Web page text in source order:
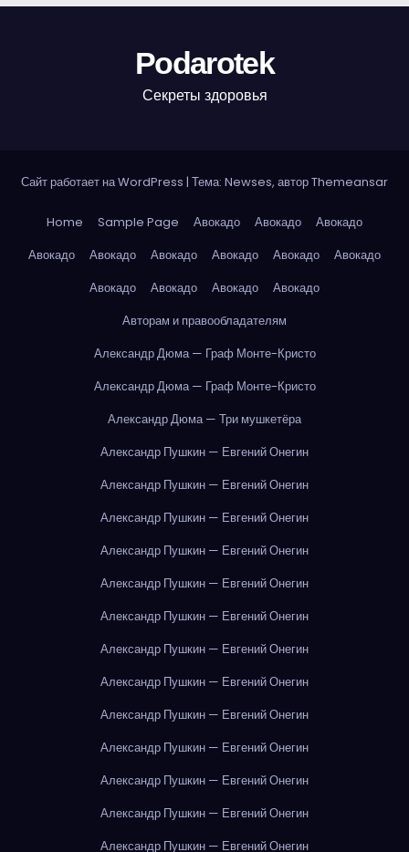
Podarotek
Секреты здоровья
Сайт работает на WordPress | Тема: Newses, авторThemeansar
Home Sample Page Авокадо Авокадо
Авокадо
Авокадо
Авокадо Авокадо Авокадо Авокадо
Авокадо
Авокадо
Авокадо Авокадо
Авокадо
Авторам и правообладателям
Александр Дюма — Граф Монте-Кристо
Александр Дюма — Граф Монте-Кристо
Александр Дюма — Три мушкетёра
Александр Пушкин — Евгений Онегин
Александр Пушкин — Евгений Онегин
Александр Пушкин — Евгений Онегин
Александр Пушкин — Евгений Онегин
Александр Пушкин — Евгений Онегин
Александр Пушкин — Евгений Онегин
Александр Пушкин — Евгений Онегин
Александр Пушкин — Евгений Онегин
Александр Пушкин — Евгений Онегин
Александр Пушкин — Евгений Онегин
Александр Пушкин — Евгений Онегин
Александр Пушкин — Евгений Онегин
Александр Пушкин — Евгений Онегин